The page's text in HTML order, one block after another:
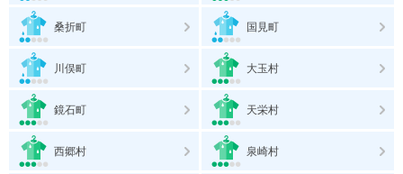
桑折町 国見町
川俣町 大玉村
鏡石町 天栄村
西郷村 泉崎村